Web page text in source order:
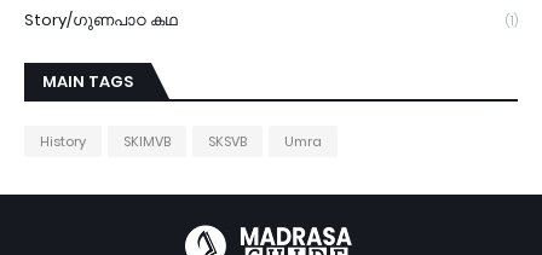
Story/ഗുണപാഠ കഥ (1)
MAIN TAGS
History SKIMVB SKSVB Umra